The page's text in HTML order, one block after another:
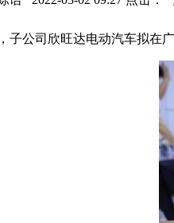
子公司欣旺达电动汽车拟在